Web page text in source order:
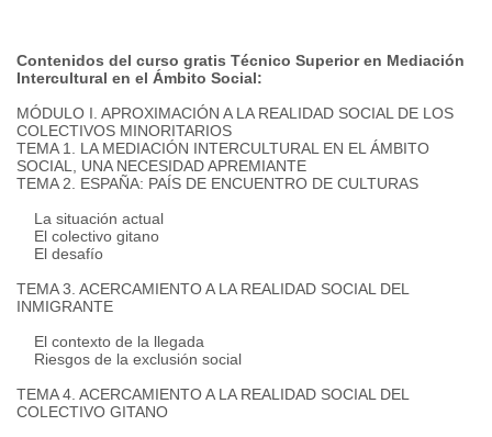
Contenidos del curso gratis Técnico Superior en Mediación
Intercultural en el Ámbito Social:
MÓDULO I. APROXIMACIÓN A LA REALIDAD SOCIAL DE LOS
COLECTIVOS MINORITARIOS
TEMA 1. LA MEDIACIÓN INTERCULTURAL EN EL ÁMBITO
SOCIAL, UNA NECESIDAD APREMIANTE
TEMA 2. ESPAÑA: PAÍS DE ENCUENTRO DE CULTURAS
La situación actual
El colectivo gitano
El desafío
TEMA 3. ACERCAMIENTO A LA REALIDAD SOCIAL DEL
INMIGRANTE
El contexto de la llegada
Riesgos de la exclusión social
TEMA 4. ACERCAMIENTO A LA REALIDAD SOCIAL DEL
COLECTIVO GITANO